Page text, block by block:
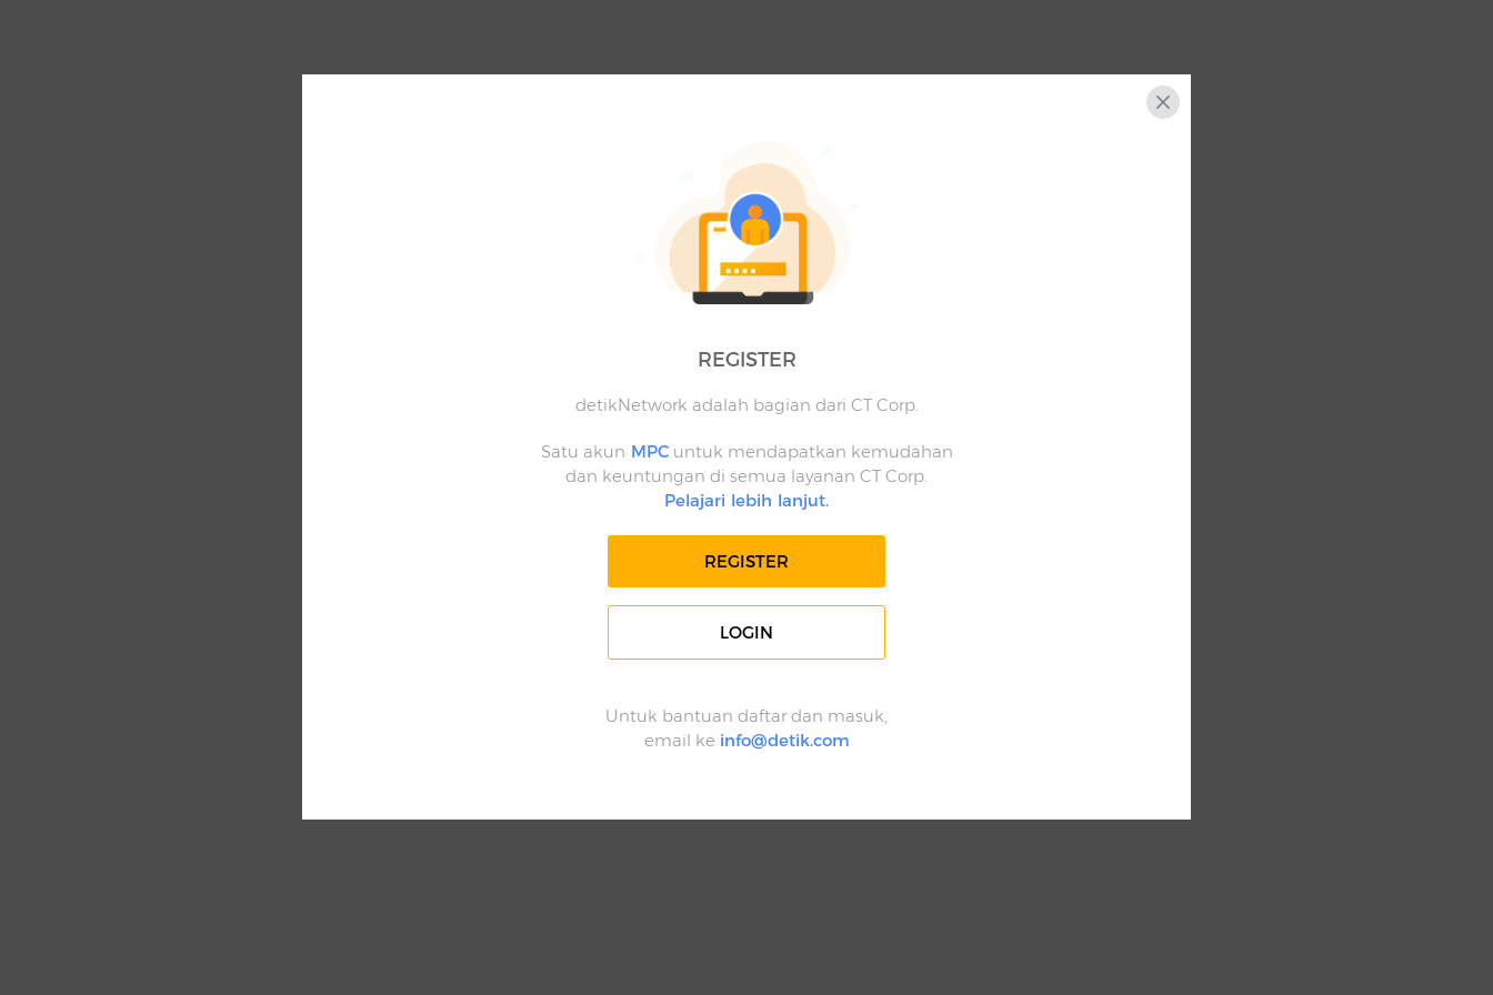
REGISTER
detikNetwork adalah bagian dari CT Corp.
Satu akun MPCuntuk mendapatkan kemudahan
dan keuntungan di semua layanan CT Corp.
Pelajari lebih lanjut.
REGISTER
LOGIN
Untuk bantuan daftar dan masuk,
email ke info@detik.com